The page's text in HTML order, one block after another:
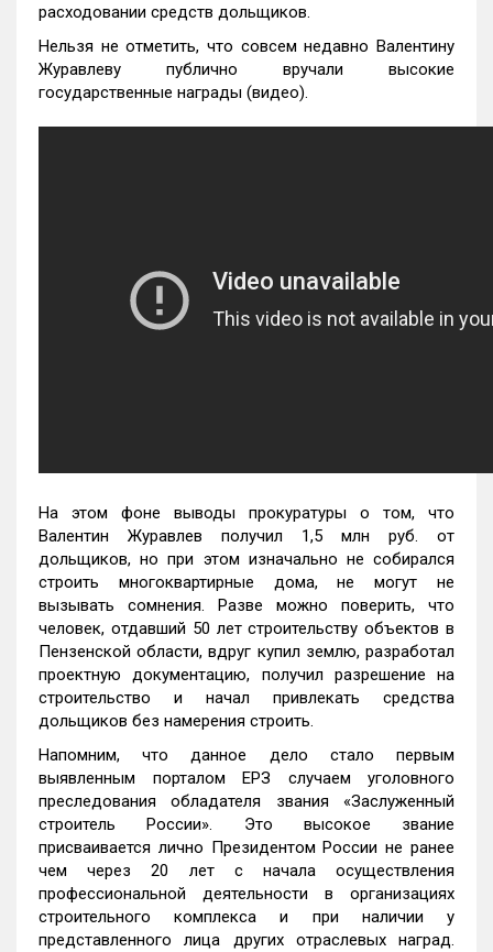
расходовании средств дольщиков.
Нельзя не отметить, что совсем недавно Валентину
Журавлеву публично вручали высокие
государственные награды (видео).
На этом фоне выводы прокуратуры о том, что
Валентин Журавлев получил 1,5 млн руб. от
дольщиков, но при этом изначально не собирался
строить многоквартирные дома, не могут не
вызывать сомнения. Разве можно поверить, что
человек, отдавший 50 лет строительству объектов в
Пензенской области, вдруг купил землю, разработал
проектную документацию, получил разрешение на
строительство и начал привлекать средства
дольщиков без намерения строить.
Напомним, что данное дело стало первым
выявленным порталом ЕРЗ случаем уголовного
преследования обладателя звания «Заслуженный
строитель России». Это высокое звание
присваивается лично Президентом России не ранее
чем через 20 лет с начала осуществления
профессиональной деятельности в организациях
строительного комплекса и при наличии у
представленного лица других отраслевых наград.